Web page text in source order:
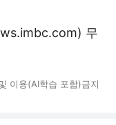
무
이용(AI학습 포함)금지